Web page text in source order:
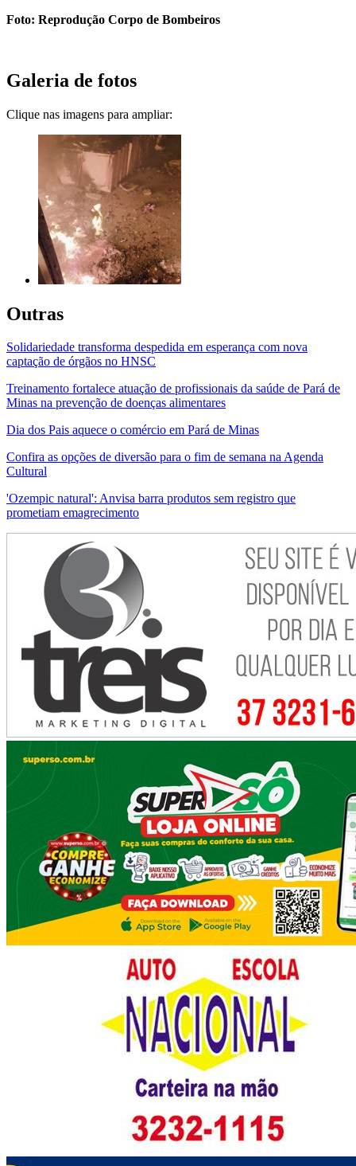
Foto: Reprodução Corpo de Bombeiros
Galeria de fotos
Clique nas imagens para ampliar:
Outras
Solidariedade transforma despedida em esperança com nova
captação de órgãos no HNSC
Treinamento fortalece atuação de profissionais da saúde de Pará de
Minas na prevenção de doenças alimentares
Dia dos Pais aquece o comércio em Pará de Minas
Confira as opções de diversão para o fim de semana na Agenda
Cultural
'Ozempic natural': Anvisa barra produtos sem registro que
prometiam emagrecimento